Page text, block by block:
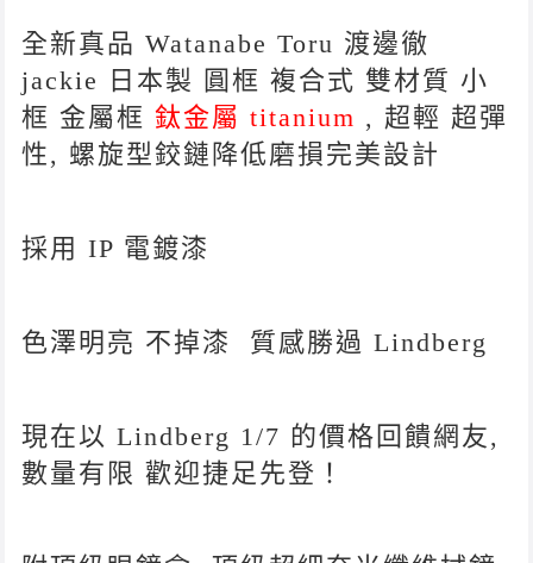
全新真品 Watanabe Toru 渡邊徹
jackie
日本製 圓框 複合式 雙材質 小
框 金屬框鈦金屬 titanium , 超輕 超彈
性, 螺旋型鉸鏈 降低磨損完美設計
採用 IP 電鍍漆
色澤明亮 不掉漆 質感勝過Lindberg
現在以Lindberg 1/7 的價格回饋網友,
數量有限 歡迎捷足先登！